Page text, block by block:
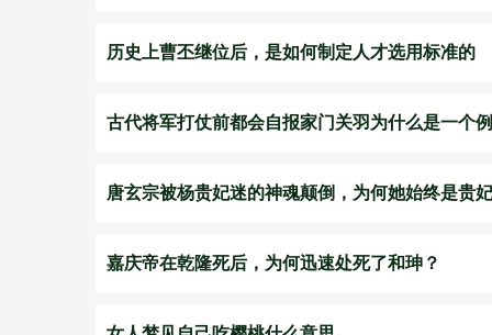
历史上曹丕继位后，是如何制定人才选用标准的
古代将军打仗前都会自报家门关羽为什么是一个
唐玄宗被杨贵妃迷的神魂颠倒，为何她始终是贵
嘉庆帝在乾隆死后，为何迅速处死了和珅？